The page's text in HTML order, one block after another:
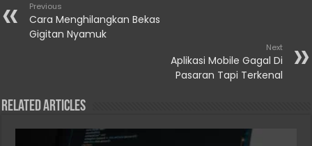
Previous
Cara Menghilangkan Bekas
Gigitan Nyamuk
Next
Aplikasi Mobile Gagal Di
Pasaran Tapi Terkenal
Related Articles